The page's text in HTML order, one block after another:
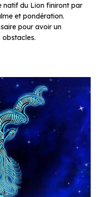
natif du Lion finiront par
et pondération.
pour avoir un